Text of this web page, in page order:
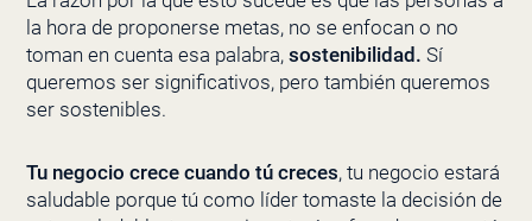
la hora de proponerse metas, no se enfocan o no
toman en cuenta esa palabra, sostenibilidad. Sí
queremos ser significativos, pero también queremos
ser sostenibles.
Tu negocio crece cuando tú creces, tu negocio estará
saludable porque tú como líder tomaste la decisión de